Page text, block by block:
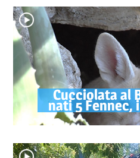
Cucciolata al
nati 5 Fennec,